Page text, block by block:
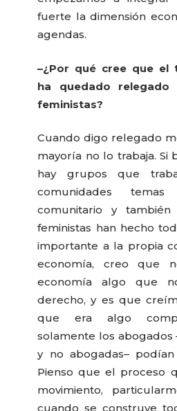
fuerte la dimensión
agendas.
–¿Por qué cree que el
ha quedado relegado
feministas?
Cuando digo relegado
mayoría no lo trabaja. Si
hay grupos que
comunidades
comunitario y también
feministas han hecho
importante a la propia
economía, creo que
economía algo que
derecho, y es que
que era algo
solamente los abogados
y no abogadas–
Pienso que el proceso
movimiento,
cuando se construye